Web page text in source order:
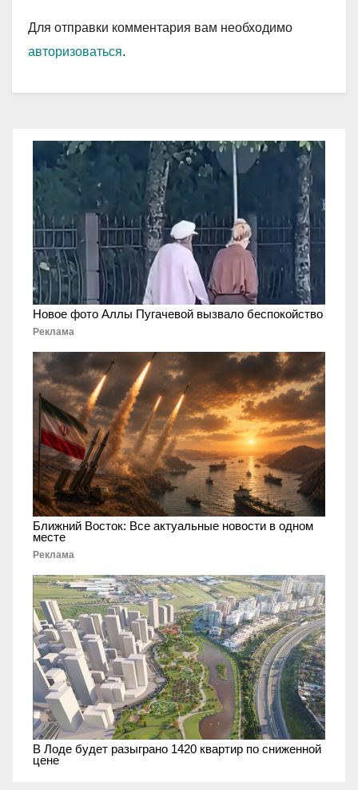
Для отправки комментария вам необходимо
авторизоваться.
Новое фото Аллы Пугачевой вызвало беспокойство
Реклама
Ближний Восток: Все актуальные новости в одном
месте
Реклама
В Лоде будет разыграно 1420 квартир по сниженной
цене